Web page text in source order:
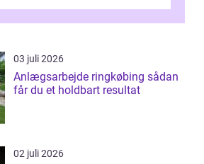
03 juli 2026
Anlægsarbejde ringkøbing sådan
får du et holdbart resultat
02 juli 2026